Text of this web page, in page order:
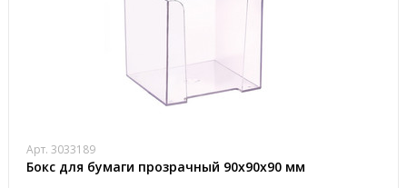
Арт. 3033189
Бокс для бумаги прозрачный 90х90х90 мм